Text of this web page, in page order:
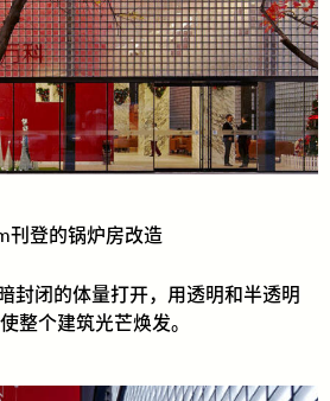
刊登的锅炉房改造
封闭的体量打开，用透明和半透明
整个建筑光芒焕发。